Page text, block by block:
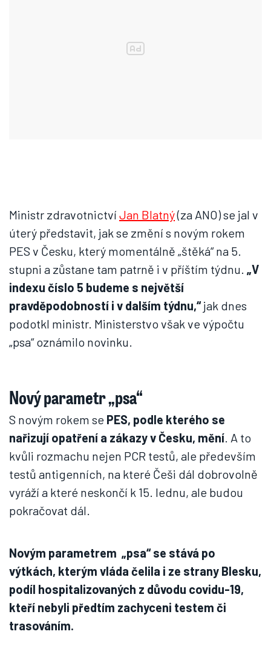
Ministr zdravotnictví Jan Blatný(za ANO) se jal v
úterý představit, jak se změní s novým rokem
PES v Česku, který momentálně „štěká“ na 5.
stupni a zůstane tam patrně i v příštím týdnu. „V
indexu číslo 5 budeme s největší
pravděpodobností i v dalším týdnu,“jak dnes
podotkl ministr. Ministerstvo však ve výpočtu
„psa“ oznámilo novinku.
Nový parametr „psa“
S novým rokem se PES, podle kterého se
nařizují opatření a zákazy v Česku, mění. A to
kvůli rozmachu nejen PCR testů, ale především
testů antigenních, na které Češi dál dobrovolně
vyráží a které neskončí k 15. lednu, ale budou
pokračovat dál.
Novým parametrem „psa“ se stává po
výtkách, kterým vláda čelila i ze strany Blesku,
podíl hospitalizovaných z důvodu covidu-19,
kteří nebyli předtím zachyceni testem či
trasováním.